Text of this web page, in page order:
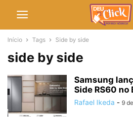
Início Tags Side by side
side by side
Samsung
Side RS60
Rafael Ikeda - 9